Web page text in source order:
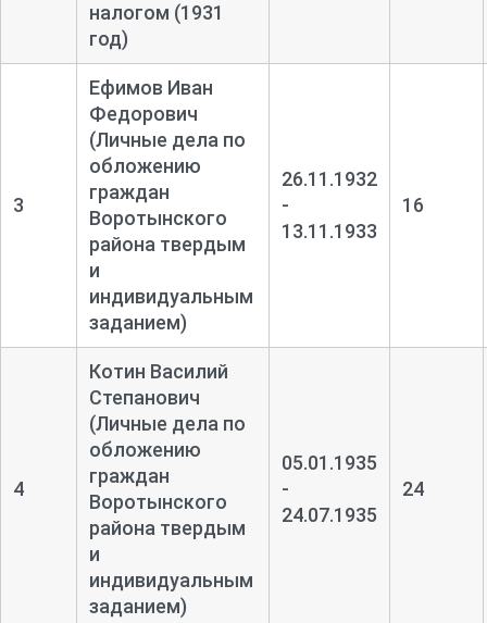
налогом (1931
год)
3
Ефимов Иван
Федорович
(Личные дела по
обложению
граждан
Воротынского
района твердым
и
индивидуальным
заданием)
26.11.1932
-
13.11.1933
16
4
Котин Василий
Степанович
(Личные дела по
обложению
граждан
Воротынского
района твердым
и
индивидуальным
заданием)
05.01.1935
-
24.07.1935
24